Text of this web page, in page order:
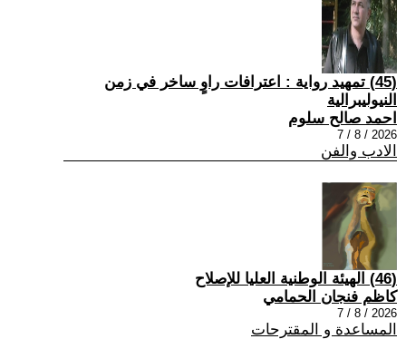
(45) تمهيد رواية : اعترافات راوٍ ساخر في زمن
النيوليبرالية
احمد صالح سلوم
2026 / 8 / 7
الادب والفن
(46) الهيئة الوطنية العليا للإصلاح
كاظم فنجان الحمامي
2026 / 8 / 7
المساعدة و المقترحات